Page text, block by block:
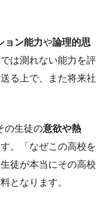
ョン能力や論理的思
は測れない能力を評
る上で、また将来社
の生徒の意欲や熱
。「なぜこの高校を
徒が本当にその高校
となります。